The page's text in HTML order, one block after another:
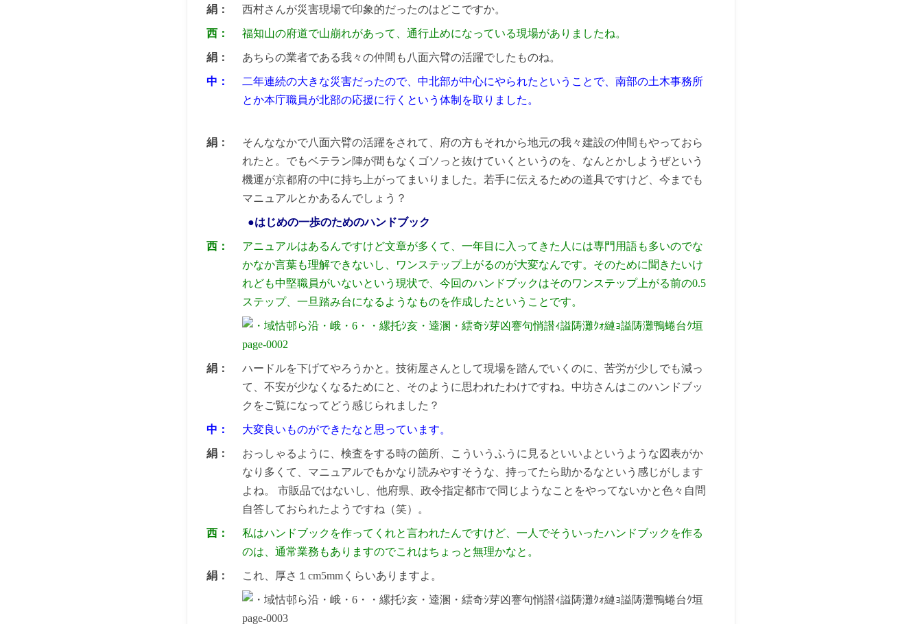
絹： 西村さんが災害現場で印象的だったのはどこですか。
西： 福知山の府道で山崩れがあって、通行止めになっている現場がありましたね。
絹： あちらの業者である我々の仲間も八面六臂の活躍でしたものね。
中：
二年連続の大きな災害だったので、中北部が中心にやられたということで、南部の土木事務所
とか本庁職員が北部の応援に行くという体制を取りました。
絹：
そんななかで八面六臂の活躍をされて、府の方もそれから地元の我々建設の仲間もやっておら
れたと。でもベテラン陣が間もなくゴソっと抜けていくというのを、なんとかしようぜという
機運が京都府の中に持ち上がってまいりました。若手に伝えるための道具ですけど、今までも
マニュアルとかあるんでしょう？
●はじめの一歩のためのハンドブック
西：
アニュアルはあるんですけど文章が多くて、一年目に入ってきた人には専門用語も多いのでな
かなか言葉も理解できないし、ワンステップ上がるのが大変なんです。そのために聞きたいけ
れども中堅職員がいないという現状で、今回のハンドブックはそのワンステップ上がる前の0.5
ステップ、一旦踏み台になるようなものを作成したということです。
絹：
ハードルを下げてやろうかと。技術屋さんとして現場を踏んでいくのに、苦労が少しでも減っ
て、不安が少なくなるためにと、そのように思われたわけですね。中坊さんはこのハンドブッ
クをご覧になってどう感じられました？
中： 大変良いものができたなと思っています。
絹：
おっしゃるように、検査をする時の箇所、こういうふうに見るといいよというような図表がか
なり多くて、マニュアルでもかなり読みやすそうな、持ってたら助かるなという感じがします
よね。 市販品ではないし、他府県、政令指定都市で同じようなことをやってないかと色々自問
自答しておられたようですね（笑）。
西：
私はハンドブックを作ってくれと言われたんですけど、一人でそういったハンドブックを作る
のは、通常業務もありますのでこれはちょっと無理かなと。
絹： これ、厚さ１cm5mmくらいありますよ。